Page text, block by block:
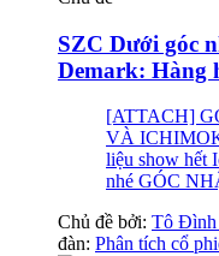
SZC Dưới góc
Demark: Hàng
[ATTACH]
VÀ
liệu show hết
nhé GÓC
Chủ đề bởi: Tô Đình
đàn: Phân tích cổ